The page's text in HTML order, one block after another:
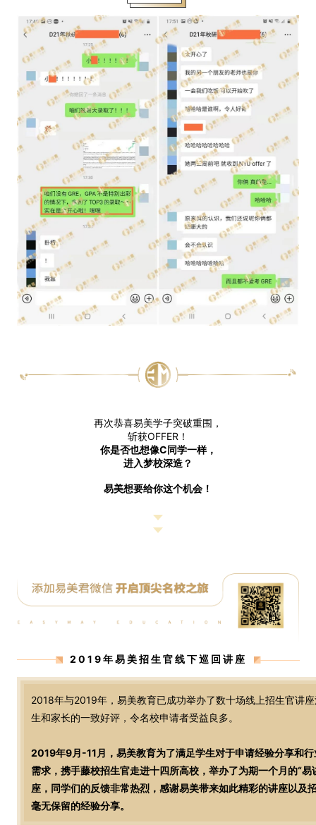
再次恭喜易美学子突破重围，
斩获OFFER！
你是否也想像C同学一样，
进入梦校深造？
易美想要给你这个机会！
2019年易美招生官线下巡回讲座
2018年与2019年，易美教育已成功举办了数十场线上招生官讲
生和家长的一致好评，令名校申请者受益良多。
2019年9月-11月，易美教育为了满足学生对于申请经验分享和
需求，携手藤校招生官走进十四所高校，举办了为期一个月的“易
座，同学们的反馈非常热烈，感谢易美带来如此精彩的讲座以及
毫无保留的经验分享。